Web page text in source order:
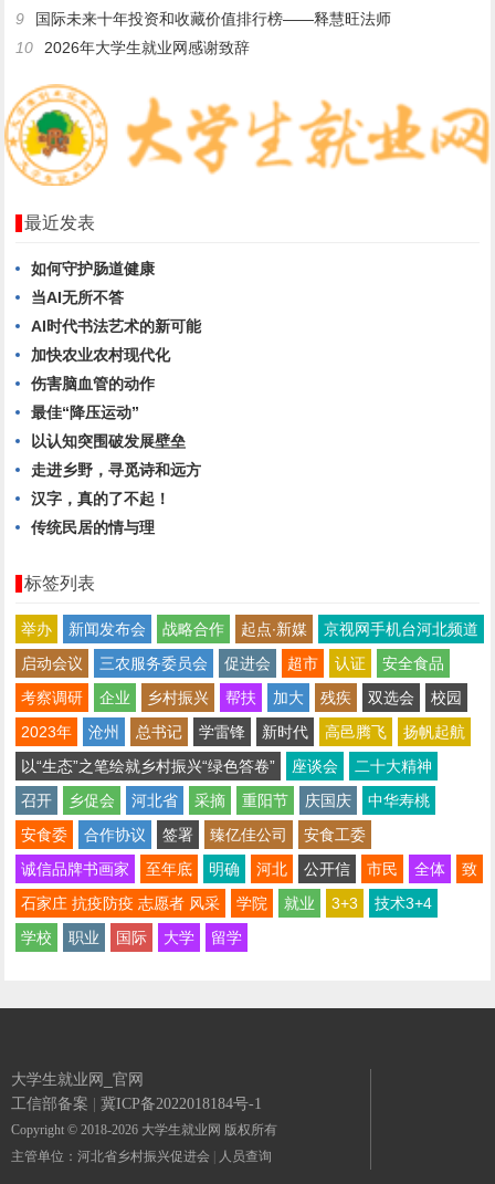
9
国际未来十年投资和收藏价值排行榜——释慧旺法师
10
2026年大学生就业网感谢致辞
最近发表
如何守护肠道健康
当AI无所不答
AI时代书法艺术的新可能
加快农业农村现代化
伤害脑血管的动作
最佳“降压运动”
以认知突围破发展壁垒
走进乡野，寻觅诗和远方
汉字，真的了不起！
传统民居的情与理
标签列表
举办 新闻发布会 战略合作 起点∙新媒
京视网手机台河北频道
启动会议
三农服务委员会 促进会 超市 认证
安全食品
考察调研
企业 乡村振兴 帮扶 加大 残疾 双选会
校园
2023年
沧州 总书记 学雷锋 新时代 高邑腾飞
扬帆起航
以“生态”之笔绘就乡村振兴“绿色答卷”
座谈会
二十大精神
召开
乡促会 河北省 采摘 重阳节 庆国庆
中华寿桃
安食委
合作协议 签署 臻亿佳公司
安食工委
诚信品牌书画家
至年底 明确 河北 公开信 市民 全体
致
石家庄 抗疫防疫 志愿者 风采
学院 就业 3+3
技术3+4
学校
职业 国际 大学 留学
大学生就业网_官网
工信部备案 冀ICP备2022018184号-1
Copyright © 2018-2026 大学生就业网 版权所有
主管单位：河北省乡村振兴促进会
人员查询